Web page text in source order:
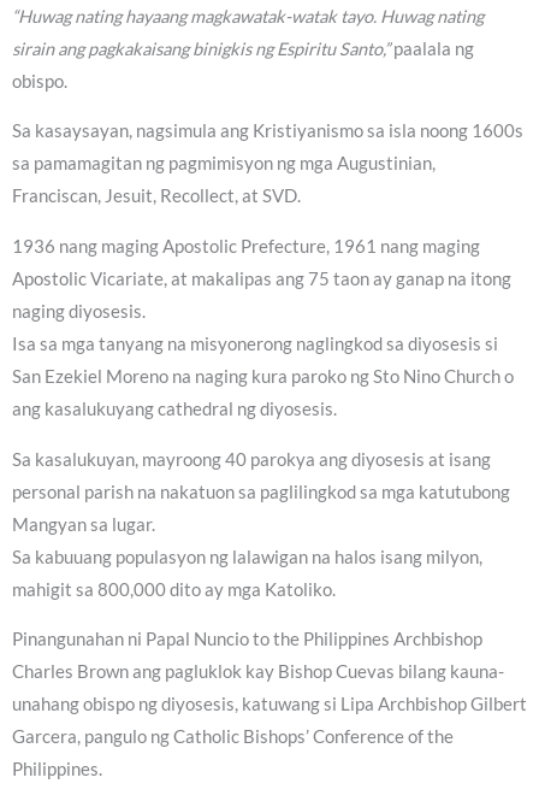
“Huwag nating hayaang magkawatak-watak tayo. Huwag nating
sirain ang pagkakaisang binigkis ng Espiritu Santo,”paalala ng
obispo.
Sa kasaysayan, nagsimula ang Kristiyanismo sa isla noong 1600s
sa pamamagitan ng pagmimisyon ng mga Augustinian,
Franciscan, Jesuit, Recollect, at SVD.
1936 nang maging Apostolic Prefecture, 1961 nang maging
Apostolic Vicariate, at makalipas ang 75 taon ay ganap na itong
naging diyosesis.
Isa sa mga tanyang na misyonerong naglingkod sa diyosesis si
San Ezekiel Moreno na naging kura paroko ng Sto Nino Church o
ang kasalukuyang cathedral ng diyosesis.
Sa kasalukuyan, mayroong 40 parokya ang diyosesis at isang
personal parish na nakatuon sa paglilingkod sa mga katutubong
Mangyan sa lugar.
Sa kabuuang populasyon ng lalawigan na halos isang milyon,
mahigit sa 800,000 dito ay mga Katoliko.
Pinangunahan ni Papal Nuncio to the Philippines Archbishop
Charles Brown ang pagluklok kay Bishop Cuevas bilang kauna-
unahang obispo ng diyosesis, katuwang si Lipa Archbishop Gilbert
Garcera, pangulo ng Catholic Bishops’ Conference of the
Philippines.